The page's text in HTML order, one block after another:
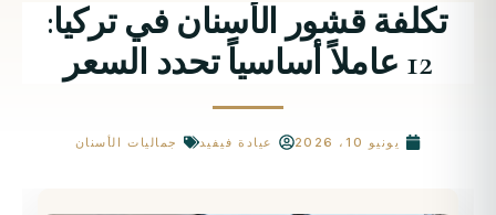
تكلفة قشور الأسنان في تركيا:
12 عاملاً أساسياً تحدد السعر
يونيو 10، 2026 عيادة فيفيد جماليات الأسنان